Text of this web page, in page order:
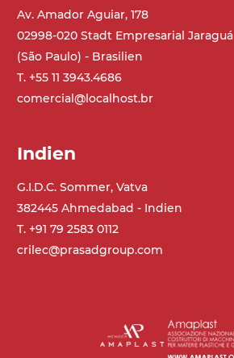
Av. Amador Aguiar, 178
02998-020 Stadt Empresarial Jaraguá
(São Paulo) - Brasilien
T. +55 11 3943.4686
comercial@localhost.br
Indien
G.I.D.C. Sommer, Vatva
382445 Ahmedabad - Indien
T. +91 79 2583 0112
crilec@prasadgroup.com